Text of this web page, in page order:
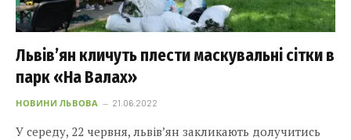
Львів’ян кличуть плести маскувальні сітки в
парк «На Валах»
НОВИНИ ЛЬВОВА 21.06.2022
У середу, 22 червня, львів’ян закликають долучитись